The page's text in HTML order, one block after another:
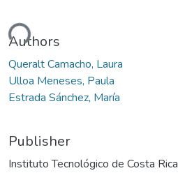
Authors
Queralt Camacho, Laura
Ulloa Meneses, Paula
Estrada Sánchez, María
Publisher
Instituto Tecnológico de Costa Rica